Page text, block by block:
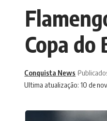
Copa do
Ultima atualização: 10 de
Conquista News